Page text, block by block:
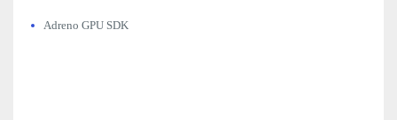
Adreno GPU SDK